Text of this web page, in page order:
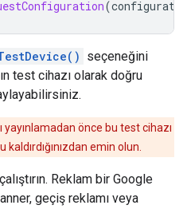
(
seçeneğini
test cihazı olarak doğru
yayınlamadan önce bu test cihazı
emin olun.
Reklam bir Google
geçiş reklamı veya